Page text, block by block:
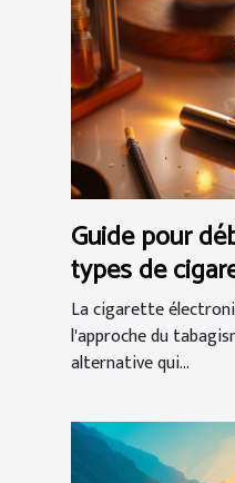
Guide pour
types de
électroniques
La cigarette
l'approche du
alternative qui...